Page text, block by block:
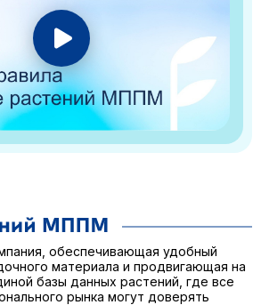
обеспечивающая удобный
материала и продвигающая на
базы данных растений, где все
рынка могут доверять